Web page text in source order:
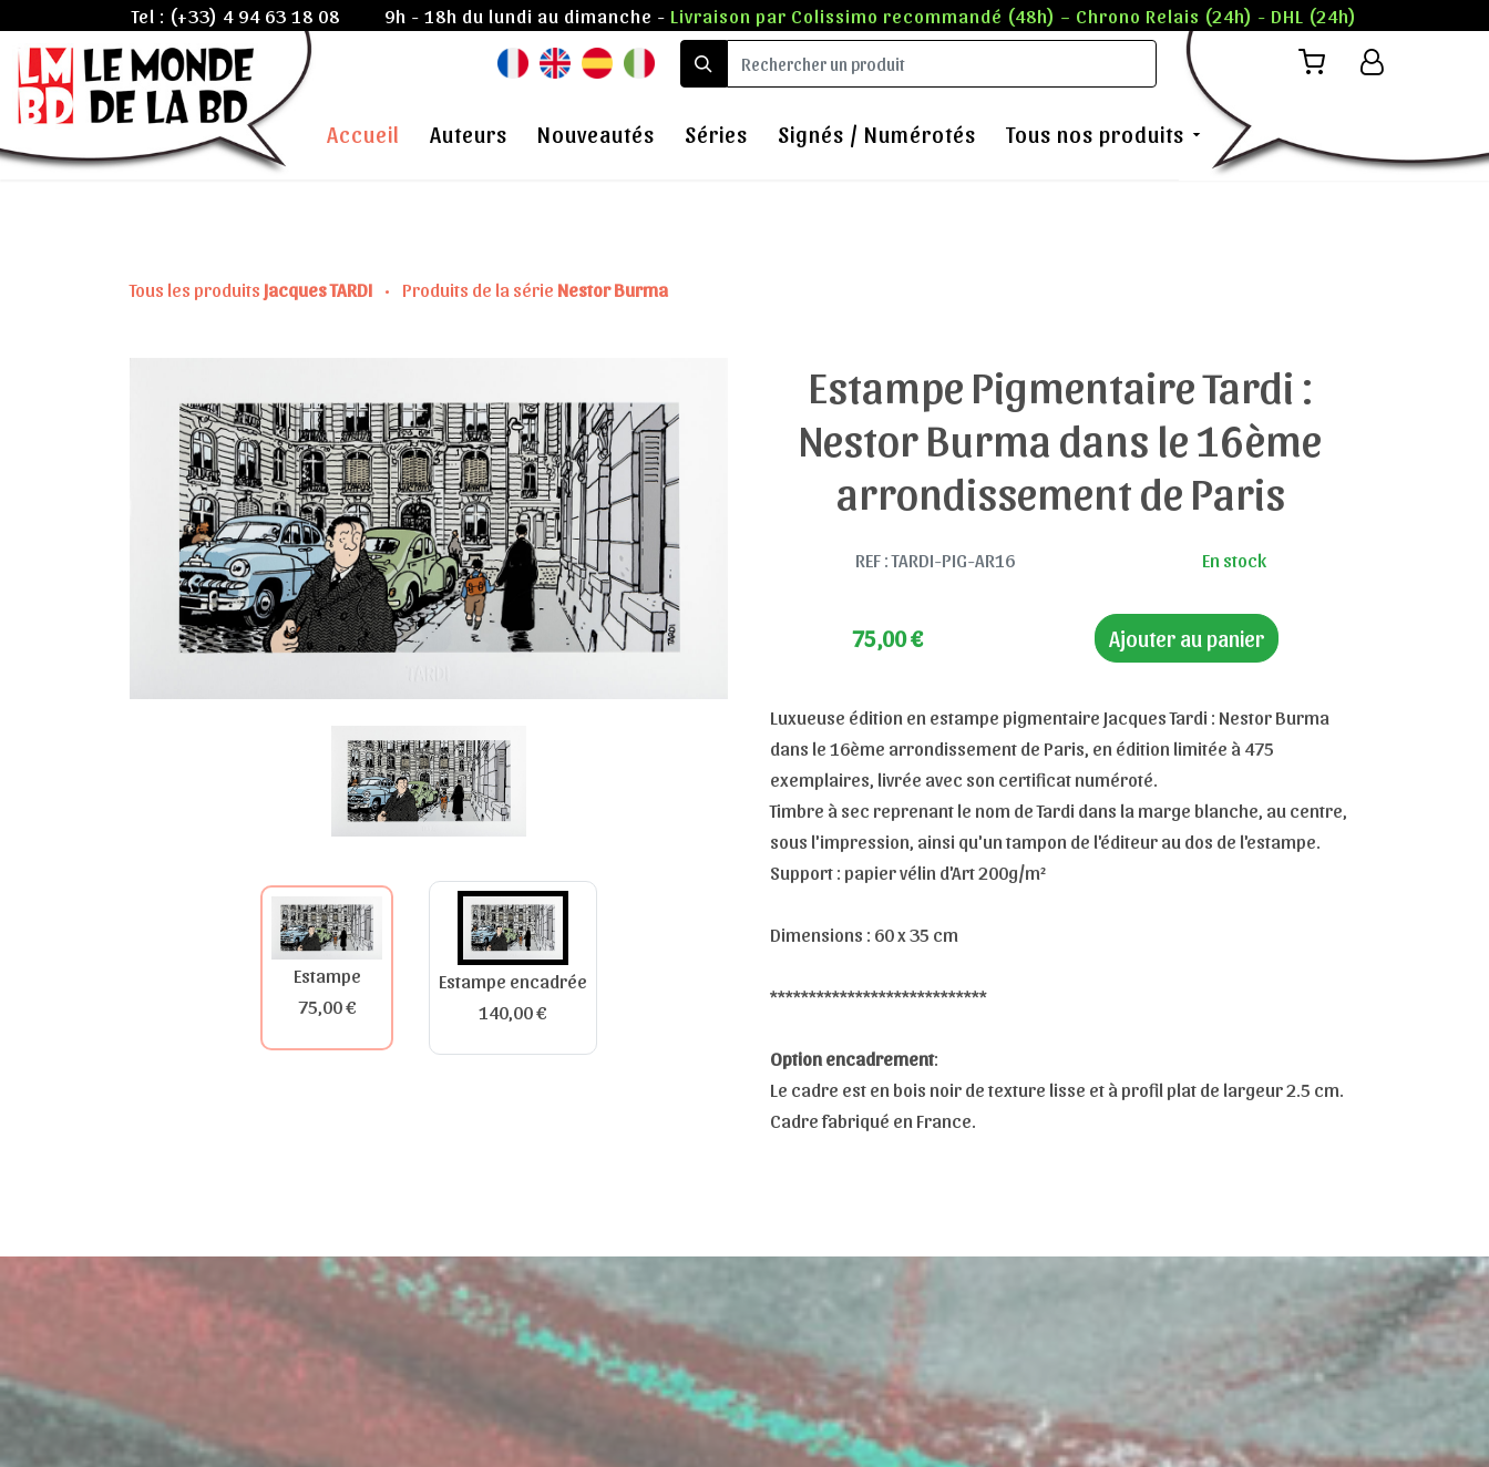
Tel : (+33) 4 94 63 18 08 9h - 18h du lundi au dimanche - Livraison par Colissimo recommandé (48h) – Chrono Relais (24h) - DHL (24h)
Accueil Auteurs Nouveautés Séries Signés / Numérotés Tous nos produits
Tous les produits Jacques TARDI • Produits de la série Nestor Burma
Estampe
75,00 €
Estampe encadrée
140,00 €
Estampe Pigmentaire Tardi :
Nestor Burma dans le 16ème
arrondissement de Paris
REF : TARDI-PIG-AR16 En stock
75,00€ Ajouter au panier
Luxueuse édition en estampe pigmentaire Jacques Tardi : Nestor Burma
dans le 16ème arrondissement de Paris, en édition limitée à 475
exemplaires, livrée avec son certificat numéroté.
Timbre à sec reprenant le nom de Tardi dans la marge blanche, au centre,
sous l'impression, ainsi qu'un tampon de l'éditeur au dos de l'estampe.
Support : papier vélin d'Art 200g/m²
Dimensions : 60 x 35 cm
****************************
Option encadrement:
Le cadre est en bois noir de texture lisse et à profil plat de largeur 2.5 cm.
Cadre fabriqué en France.